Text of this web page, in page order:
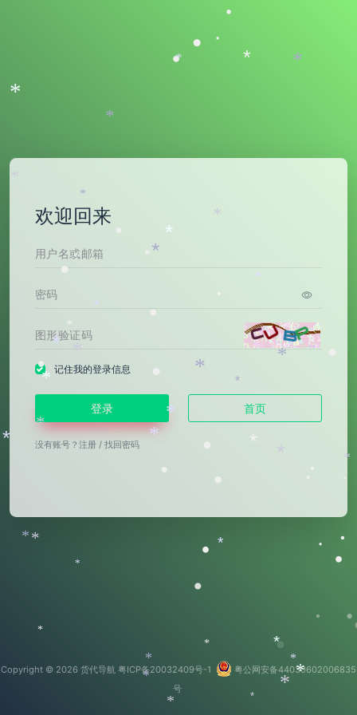
•
•
•
•
•
•
•
•
•
•
•
•
•
•
•
•
•
•
•
• •
•
欢迎回来
记住我的登录信息
登录 首页
没有账号？ 注册 / 找回密码
Copyright © 2026 货代导航 粤ICP备20032409号-1
粤公网安备44030602006835
号
*
*
*
*
*
*
*
*
*
*
*
*
*
*
*
*
*
*
*
*
*
*
*
*
*
*
*
*
*
*
*
*
*
*
*
*
*
*
*